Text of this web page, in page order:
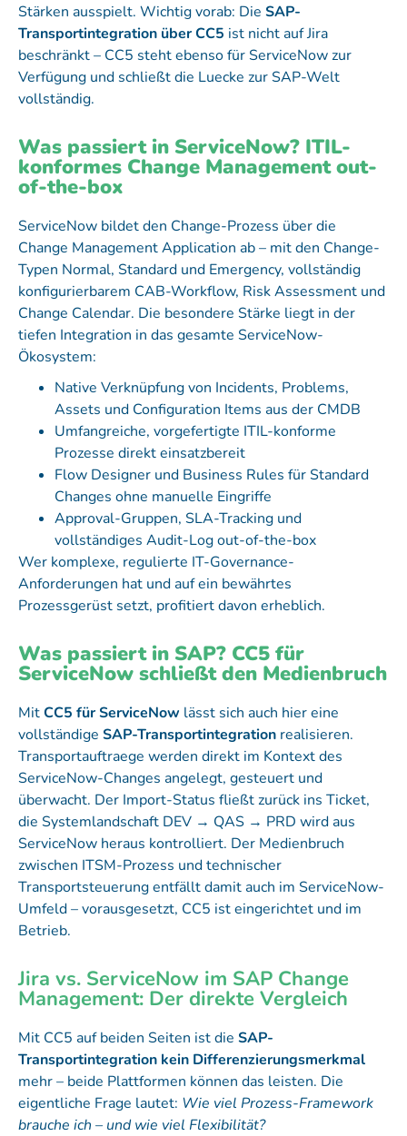
Stärken ausspielt. Wichtig vorab: Die SAP-
Transportintegration über CC5 ist nicht auf Jira
beschränkt – CC5 steht ebenso für ServiceNow zur
Verfügung und schließt die Luecke zur SAP-Welt
vollständig.
Was passiert in ServiceNow? ITIL-
konformes Change Management out-
of-the-box
ServiceNow bildet den Change-Prozess über die
Change Management Application ab – mit den Change-
Typen Normal, Standard und Emergency, vollständig
konfigurierbarem CAB-Workflow, Risk Assessment und
Change Calendar. Die besondere Stärke liegt in der
tiefen Integration in das gesamte ServiceNow-
Ökosystem:
Native Verknüpfung von Incidents, Problems,
Assets und Configuration Items aus der CMDB
Umfangreiche, vorgefertigte ITIL-konforme
Prozesse direkt einsatzbereit
Flow Designer und Business Rules für Standard
Changes ohne manuelle Eingriffe
Approval-Gruppen, SLA-Tracking und
vollständiges Audit-Log out-of-the-box
Wer komplexe, regulierte IT-Governance-
Anforderungen hat und auf ein bewährtes
Prozessgerüst setzt, profitiert davon erheblich.
Was passiert in SAP? CC5 für
ServiceNow schließt den Medienbruch
MitCC5 für ServiceNow lässt sich auch hier eine
vollständige SAP-Transportintegration realisieren.
Transportauftraege werden direkt im Kontext des
ServiceNow-Changes angelegt, gesteuert und
überwacht. Der Import-Status fließt zurück ins Ticket,
die Systemlandschaft DEV → QAS → PRD wird aus
ServiceNow heraus kontrolliert. Der Medienbruch
zwischen ITSM-Prozess und technischer
Transportsteuerung entfällt damit auch im ServiceNow-
Umfeld – vorausgesetzt, CC5 ist eingerichtet und im
Betrieb.
Jira vs. ServiceNow im SAP Change
Management: Der direkte Vergleich
Mit CC5 auf beiden Seiten ist die SAP-
Transportintegration kein Differenzierungsmerkmal
mehr – beide Plattformen können das leisten. Die
eigentliche Frage lautet: Wie viel Prozess-Framework
brauche ich – und wie viel Flexibilität?